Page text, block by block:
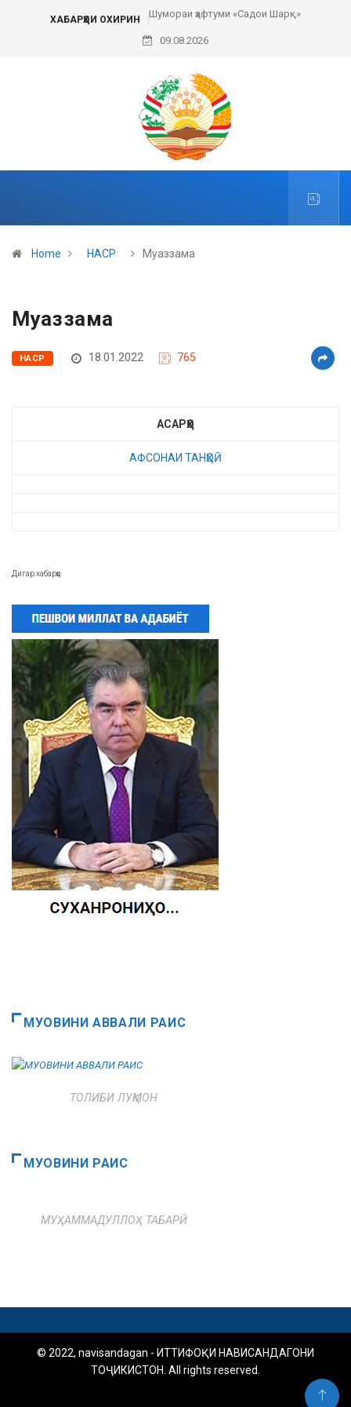
ХАБАРҲОИ ОХИРИН Шумораи ҳафтуми «Садои Шарқ»
09.08.2026
Home НАСР Муаззама
Муаззама
НАСР 18.01.2022 765
АСАРҲО
АФСОНАИ ТАНҲОӢ
Дигар хабарҳо
МУОВИНИ АВВАЛИ РАИС
ТОЛИБИ ЛУҚМОН
МУОВИНИ РАИС
МУҲАММАДУЛЛОҲ ТАБАРӢ
© 2022, navisandagan - ИТТИФОҚИ НАВИСАНДАГОНИ
ТОҶИКИСТОН. All rights reserved.